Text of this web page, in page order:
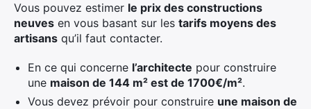
Vous pouvez estimer le prix des constructions
neuves en vous basant sur les tarifs moyens des
artisans qu’il faut contacter.
En ce qui concerne l’architecte pour construire
une maison de 144 m² est de 1700€/m².
Vous devez prévoir pour construire une maison de